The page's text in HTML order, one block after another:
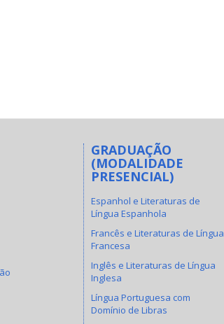
GRADUAÇÃO
(MODALIDADE
PRESENCIAL)
Espanhol e Literaturas de
Língua Espanhola
Francês e Literaturas de Língua
Francesa
Inglês e Literaturas de Língua
Inglesa
Língua Portuguesa com
Domínio de Libras